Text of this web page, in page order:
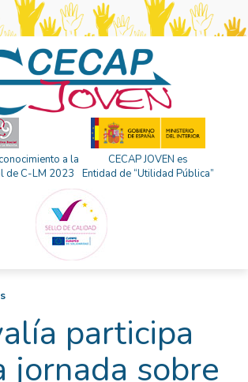
a la
de C-LM 2023
CECAP JOVEN es
Entidad de “Utilidad Pública”
participa
jornada sobre